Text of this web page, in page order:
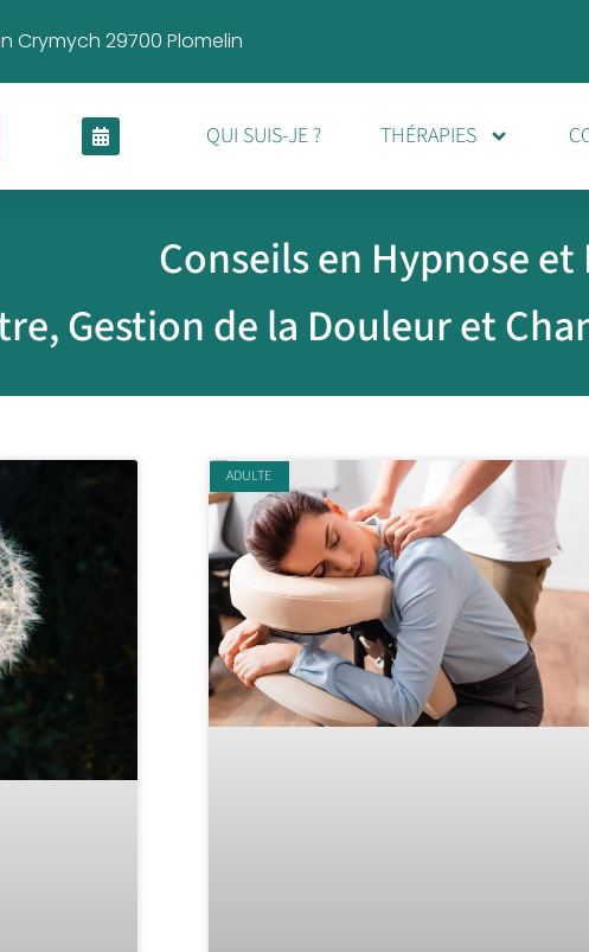
Crymych 29700 Plomelin
QUI SUIS-JE ? THÉRAPIES
Conseils en Hypnose et
Gestion de la Douleur et
ADULTE